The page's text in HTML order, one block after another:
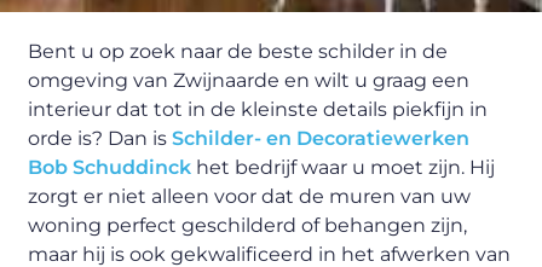
Bent u op zoek naar de beste schilder in de
omgeving van Zwijnaarde en wilt u graag een
interieur dat tot in de kleinste details piekfijn in
orde is? Dan isSchilder- en Decoratiewerken
Bob Schuddinck het bedrijf waar u moet zijn. Hij
zorgt er niet alleen voor dat de muren van uw
woning perfect geschilderd of behangen zijn,
maar hij is ook gekwalificeerd in het afwerken van